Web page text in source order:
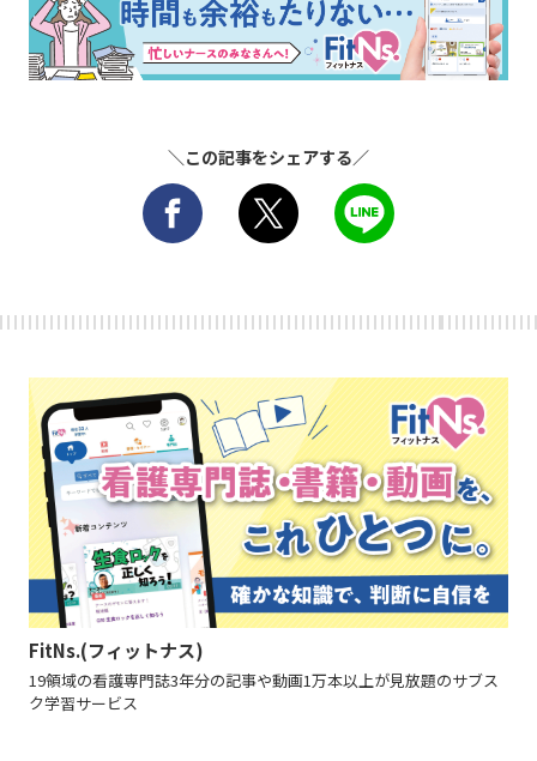
＼この記事をシェアする／
FitNs.(フィットナス)
19領域の看護専門誌3年分の記事や動画1万本以上が見放題のサブス
ク学習サービス